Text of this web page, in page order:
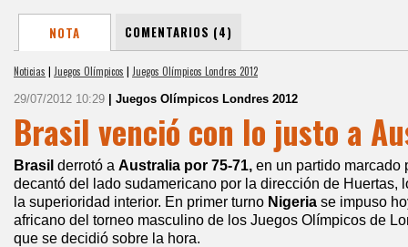
NOTA COMENTARIOS (4)
Noticias | Juegos Olímpicos | Juegos Olímpicos Londres 2012
29/07/2012 10:29 | Juegos Olímpicos Londres 2012
Brasil venció con lo justo a
Brasil derrotó a Australia por 75-71, en un partido marcado
decantó del lado sudamericano por la dirección de Huertas,
la superioridad interior. En primer turno Nigeria se impuso
africano del torneo masculino de los Juegos Olímpicos de
que se decidió sobre la hora.